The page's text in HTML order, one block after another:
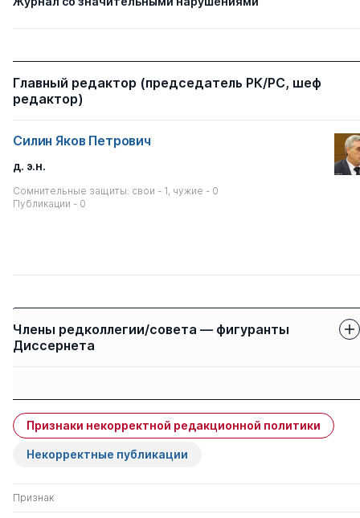
Главный редактор (председатель РК/РС, шеф
редактор)
Силин Яков Петрович
д. э.н.
Сомнительные защиты: свои - 1, чужие - 0
Публикации - 0
Члены редколлегии/совета — фигуранты
Диссернета
Сёмин Александр
Николаевич
д. э.н. 0 27
Нижегородцев Роберт
Михайлович
Признаки некорректной редакционной политики
Некорректные публикации
Признак